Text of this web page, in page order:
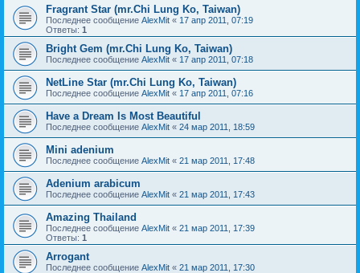
Fragrant Star (mr.Chi Lung Ko, Taiwan)
Последнее сообщение AlexMit « 17 апр 2011, 07:19
Ответы: 1
Bright Gem (mr.Chi Lung Ko, Taiwan)
Последнее сообщение AlexMit « 17 апр 2011, 07:18
NetLine Star (mr.Chi Lung Ko, Taiwan)
Последнее сообщение AlexMit « 17 апр 2011, 07:16
Have a Dream Is Most Beautiful
Последнее сообщение AlexMit « 24 мар 2011, 18:59
Mini adenium
Последнее сообщение AlexMit « 21 мар 2011, 17:48
Adenium arabicum
Последнее сообщение AlexMit « 21 мар 2011, 17:43
Amazing Thailand
Последнее сообщение AlexMit « 21 мар 2011, 17:39
Ответы: 1
Arrogant
Последнее сообщение AlexMit « 21 мар 2011, 17:30